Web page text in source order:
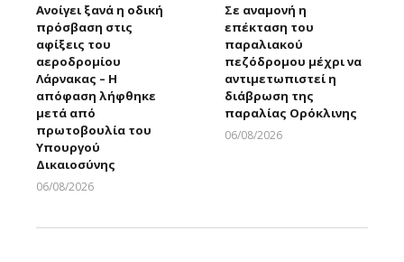
Ανοίγει ξανά η οδική
πρόσβαση στις
αφίξεις του
αεροδρομίου
Λάρνακας – Η
απόφαση λήφθηκε
μετά από
πρωτοβουλία του
Υπουργού
Δικαιοσύνης
06/08/2026
Σε αναμονή η
επέκταση του
παραλιακού
πεζόδρομου μέχρι να
αντιμετωπιστεί η
διάβρωση της
παραλίας Ορόκλινης
06/08/2026